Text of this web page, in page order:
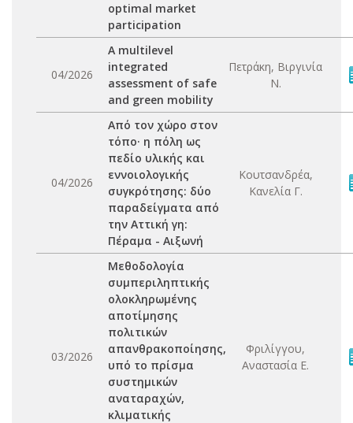
optimal market
participation
04/2026
A multilevel
integrated
assessment of safe
and green mobility
Πετράκη, Βιργινία
Ν.
04/2026
Από τον χώρο στον
τόπο· η πόλη ως
πεδίο υλικής και
εννοιολογικής
συγκρότησης: δύο
παραδείγματα από
την Αττική γη:
Πέραμα - Αιξωνή
Κουτσανδρέα,
Κανελία Γ.
03/2026
Μεθοδολογία
συμπεριληπτικής
ολοκληρωμένης
αποτίμησης
πολιτικών
απανθρακοποίησης,
υπό το πρίσμα
συστημικών
αναταραχών,
κλιματικής
Φριλίγγου,
Αναστασία Ε.